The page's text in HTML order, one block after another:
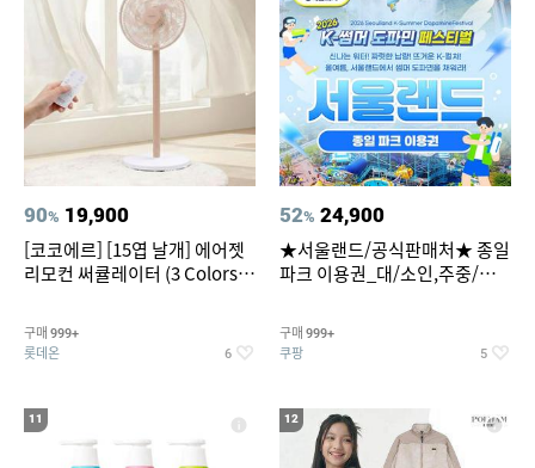
90% 19,900
[코코에르] [15엽 날개] 에어젯
리모컨 써큘레이터 (3 Colors
구매 999+
롯데온 6
52% 24,900
★서울랜드/공식판매처★ 종일
파크 이용권_대/소인,주중/주
구매 999+
쿠팡 5
11 12